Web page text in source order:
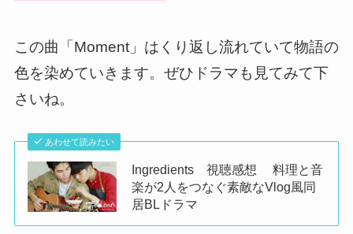
この曲「Moment」はくり返し流れていて物語の
色を染めていきます。ぜひドラマも見てみて下
さいね。
あわせて読みたい
Ingredients 視聴感想 料理と音
楽が2人をつなぐ素敵なVlog風同
居BLドラマ